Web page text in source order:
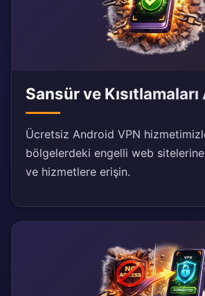
Sansür ve Kısıtlamaları
Ücretsiz Android VPN hizmetimizle
bölgelerdeki engelli web
ve hizmetlere erişin.